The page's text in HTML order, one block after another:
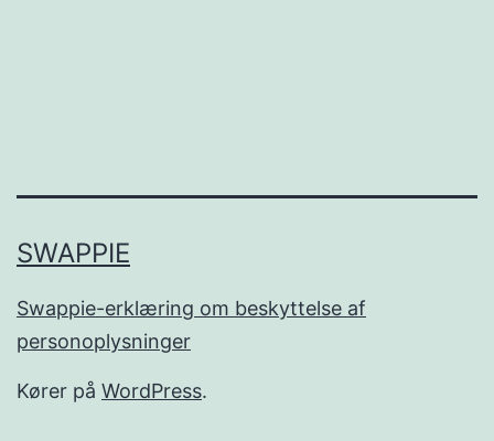
SWAPPIE
Swappie-erklæring om beskyttelse af
personoplysninger
Kører på WordPress.